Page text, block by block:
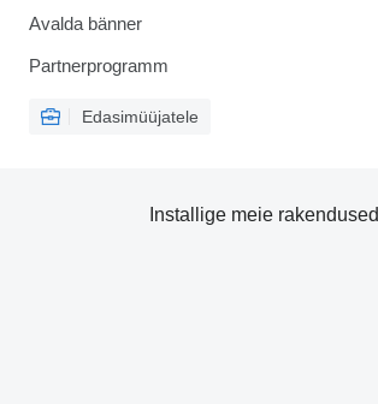
Avalda bänner
Partnerprogramm
Edasimüüjatele
Installige meie rakendused